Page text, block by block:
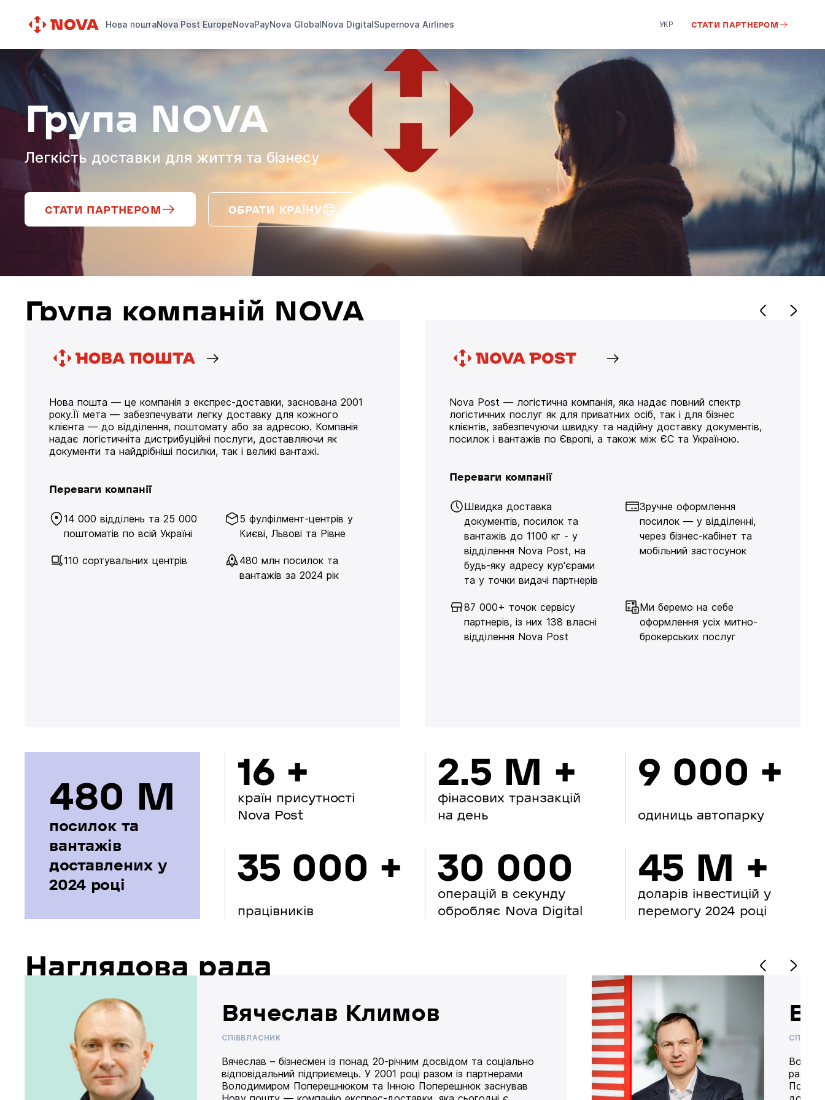
Нова поштаNova Post EuropeNovaPayNova GlobalNova DigitalSupernova Airlines УКР СТАТИ ПАРТНЕРОМ
Група NOVA
Легкість доставки для життя та бізнесу
СТАТИ ПАРТНЕРОМ ОБРАТИ КРАЇНУ
Група компаній NOVA
Нова пошта — це компанія з експрес-доставки, заснована 2001
року.Її мета — забезпечувати легку доставку для кожного
клієнта — до відділення, поштомату або за адресою. Компанія
надає логістичніта дистрибуційні послуги, доставляючи як
документи та найдрібніші посилки, так і великі вантажі.
Переваги компанії
14 000 відділень та 25 000
поштоматів по всій Україні
5 фулфілмент-центрів у
Києві, Львові та Рівне
110 сортувальних центрів
480 млн посилок та
вантажів за 2024 рік
Nova Post — логістична компанія, яка надає повний спектр
логістичних послуг як для приватних осіб, так і для бізнес
клієнтів, забезпечуючи швидку та надійну доставку документів,
посилок і вантажів по Європі, а також між ЄС та Україною.
Переваги компанії
Швидка доставка
документів, посилок та
вантажів до 1100 кг - у
відділення Nova Post, на
будь-яку адресу кур'єрами
та у точки видачі партнерів
Зручне оформлення
посилок — у відділенні,
через бізнес-кабінет та
мобільний застосунок
87 000+ точок сервісу
партнерів, із них 138 власні
відділення Nova Post
Ми беремо на себе
оформлення усіх митно-
брокерських послуг
480 М
посилок та
вантажів
доставлених у
2024 році
16 +
країн присутності
Nova Post
35 000 +
працівників
2.5 M +
фінасових транзакцій
на день
30 000
операцій в секунду
обробляє Nova Digital
9 000 +
одиниць автопарку
45 M +
доларів інвестицій у
перемогу 2024 році
Наглядова рада
Вячеслав Климов
СПІВВЛАСНИК
Вячеслав – бізнесмен із понад 20-річним досвідом та соціально
відповідальний підприємець. У 2001 році разом із партнерами
Володимиром Поперешнюком та Інною Поперешнюк заснував
разом